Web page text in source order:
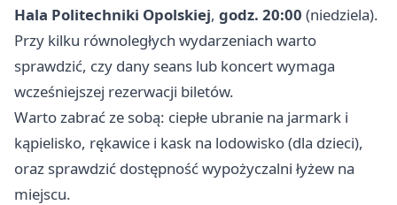
Hala Politechniki Opolskiej, godz. 20:00 (niedziela).
Przy kilku równoległych wydarzeniach warto
sprawdzić, czy dany seans lub koncert wymaga
wcześniejszej rezerwacji biletów.
Warto zabrać ze sobą: ciepłe ubranie na jarmark i
kąpielisko, rękawice i kask na lodowisko (dla dzieci),
oraz sprawdzić dostępność wypożyczalni łyżew na
miejscu.